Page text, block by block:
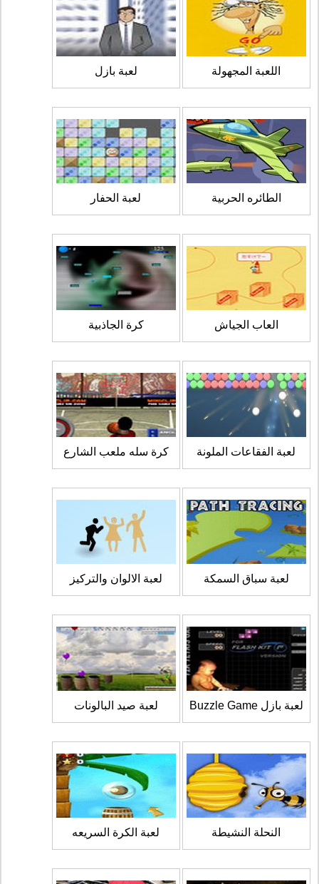
اللعبة المجهولة لعبة بازل
الطائره الحربية لعبة الحفار
العاب الجياش كرة الجاذبية
لعبة الفقاعات الملونة كرة سله ملعب الشارع
لعبة سباق السمكة لعبة الالوان والتركيز
لعبة بازل Buzzle Game لعبة صيد البالونات
النحلة النشيطة لعبة الكرة السريعه